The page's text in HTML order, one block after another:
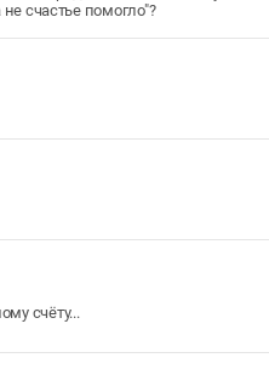
счастье помогло"?
счёту...